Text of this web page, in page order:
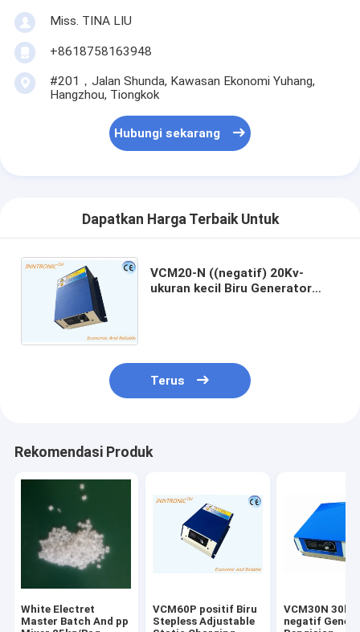
Miss. TINA LIU
+8618758163948
#201，Jalan Shunda, Kawasan Ekonomi Yuhang,
Hangzhou, Tiongkok
Hubungi sekarang
Dapatkan Harga Terbaik Untuk
VCM20-N ((negatif) 20Kv-
ukuran kecil Biru Generator
Terus
Rekomendasi Produk
White Electret
Master Batch And pp
VCM60P positif Biru
Stepless Adjustable
VCM30N 30kv
negatif